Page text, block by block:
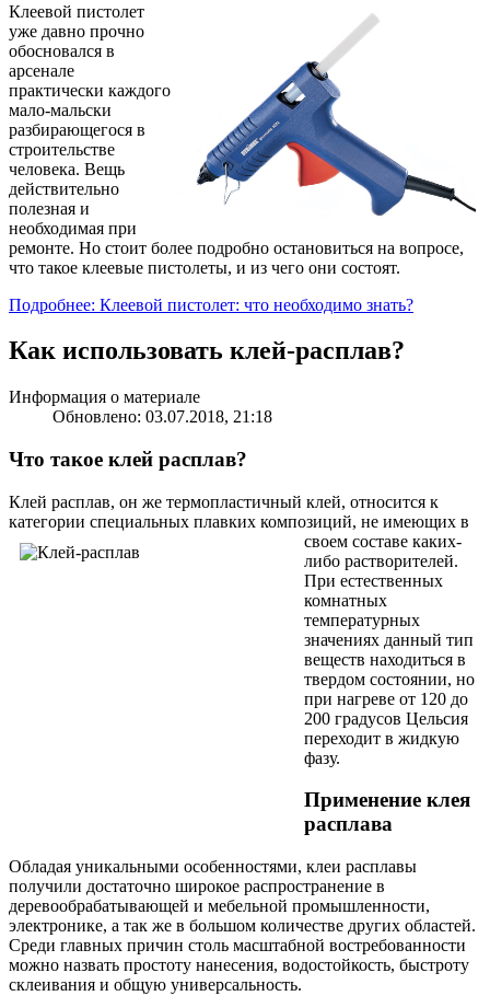
Клеевой пистолет
уже давно прочно
обосновался в
арсенале
практически каждого
мало-мальски
разбирающегося в
строительстве
человека. Вещь
действительно
полезная и
необходимая при
ремонте. Но стоит более подробно остановиться на вопросе,
что такое клеевые пистолеты, и из чего они состоят.
Подробнее: Клеевой пистолет: что необходимо знать?
Как использовать клей-расплав?
Информация о материале
Обновлено: 03.07.2018, 21:18
Что такое клей расплав?
Клей расплав, он же термопластичный клей, относится к
категории специальных плавких композиций, не имеющих в
своем составе каких-
либо растворителей.
При естественных
комнатных
температурных
значениях данный тип
веществ находиться в
твердом состоянии, но
при нагреве от 120 до
200 градусов Цельсия
переходит в жидкую
фазу.
Применение клея
расплава
Обладая уникальными особенностями, клеи расплавы
получили достаточно широкое распространение в
деревообрабатывающей и мебельной промышленности,
электронике, а так же в большом количестве других областей.
Среди главных причин столь масштабной востребованности
можно назвать простоту нанесения, водостойкость, быстроту
склеивания и общую универсальность.